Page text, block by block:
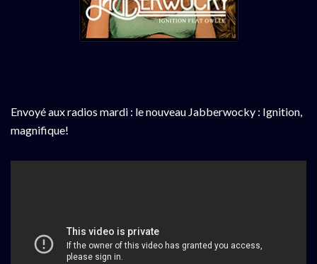
Envoyé aux radios mardi : le nouveau Jabberwocky : Ignition,
magnifique!